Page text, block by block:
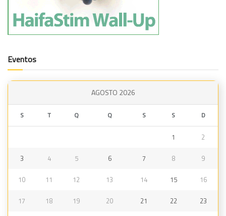
Eventos
AGOSTO 2026
S T Q Q S S D
1 2
3 4 5 6 7 8 9
10 11 12 13 14 15 16
17 18 19 20 21 22 23